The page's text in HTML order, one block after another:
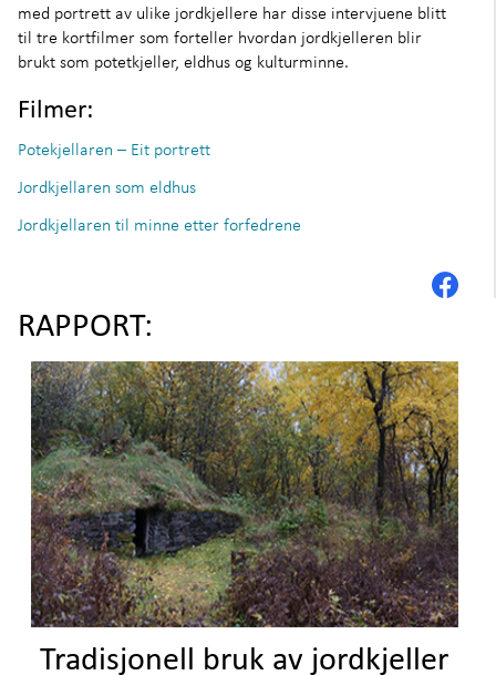
med portrett av ulike jordkjellere har disse intervjuene blitt
til tre kortfilmer som forteller hvordan jordkjelleren blir
brukt som potetkjeller, eldhus og kulturminne.
Filmer:
Potekjellaren – Eit portrett
Jordkjellaren som eldhus
Jordkjellaren til minne etter forfedrene
RAPPORT:
Tradisjonell bruk av jordkjeller